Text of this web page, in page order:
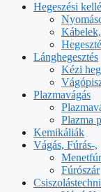
Hegeszési
Lánghegesztés
Kézi
Plazmavágás
Plazma
Kemikáliák
Vágás, Fúrás-,
Fúrószár